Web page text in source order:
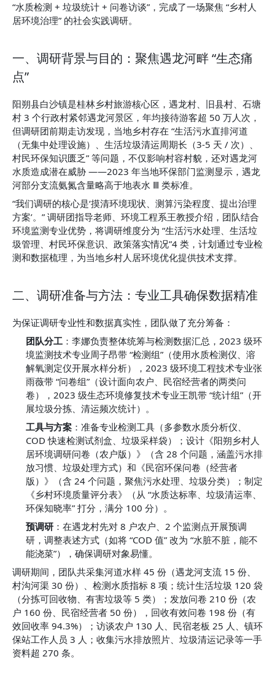
“水质检测 + 垃圾统计 + 问卷访谈”，完成了一场聚焦 “乡村人
居环境治理” 的社会实践调研。
一、调研背景与目的：聚焦遇龙河畔 “生态痛
点”
阳朔县白沙镇是桂林乡村旅游核心区，遇龙村、旧县村、石塘
村 3 个行政村紧邻遇龙河景区，年均接待游客超 50 万人次，
但调研团前期走访发现，当地乡村存在 “生活污水直排河道
（无集中处理设施）、生活垃圾清运周期长（3-5 天 / 次）、
村民环保知识匮乏” 等问题，不仅影响村容村貌，还对遇龙河
水质造成潜在威胁 ——2023 年当地环保部门监测显示，遇龙
河部分支流氨氮含量略高于地表水 Ⅲ 类标准。
“我们调研的核心是‘摸清环境现状、测算污染程度、提出治理
方案’。” 调研团指导老师、环境工程系王教授介绍，团队结合
环境监测专业优势，将调研维度分为 “生活污水处理、生活垃
圾管理、村民环保意识、政策落实情况”4 类，计划通过专业检
测和数据梳理，为当地乡村人居环境优化提供技术支撑。
二、调研准备与方法：专业工具确保数据精准
为保证调研专业性和数据真实性，团队做了充分筹备：
团队分工 ：李娜负责整体统筹与检测数据汇总，2023 级环
境监测技术专业周子昂带 “检测组”（使用水质检测仪、溶
解氧测定仪开展水样分析），2023 级环境工程技术专业张
雨薇带 “问卷组”（设计面向农户、民宿经营者的两类问
卷），2023 级生态环境修复技术专业王凯带 “统计组”（开
展垃圾分拣、清运频次统计）。
工具与方案 ：准备专业检测工具（多参数水质分析仪、
COD 快速检测试剂盒、垃圾采样袋）；设计《阳朔乡村人
居环境调研问卷（农户版）》（含 28 个问题，涵盖污水排
放习惯、垃圾处理方式）和《民宿环保问卷（经营者
版）》（含 24 个问题，聚焦污水处理、垃圾分类）；制定
《乡村环境质量评分表》（从 “水质达标率、垃圾清运率、
环保知晓率” 打分，满分 100 分）。
预调研 ：在遇龙村先对 8 户农户、2 个监测点开展预调
研，调整表述方式（如将 “COD 值” 改为 “水脏不脏，能不
能浇菜”），确保调研对象易懂。
调研期间，团队共采集河道水样 45 份（遇龙河支流 15 份、
村沟河渠 30 份）、检测水质指标 8 项；统计生活垃圾 120 袋
（分拣可回收物、有害垃圾等 5 类）；发放问卷 210 份（农
户 160 份、民宿经营者 50 份），回收有效问卷 198 份（有
效回收率 94.3%）；访谈农户 130 人、民宿老板 25 人、镇环
保站工作人员 3 人；收集污水排放照片、垃圾清运记录等一手
资料超 270 条。